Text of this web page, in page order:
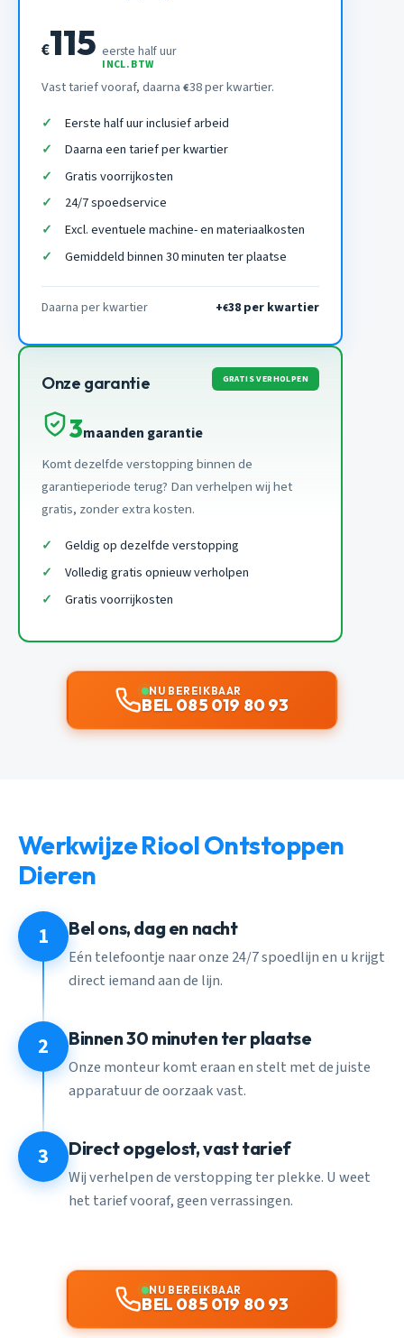
€115 eerste half uur
INCL. BTW
Vast tarief vooraf, daarna €38 per kwartier.
Eerste half uur inclusief arbeid
Daarna een tarief per kwartier
Gratis voorrijkosten
24/7 spoedservice
Excl. eventuele machine- en materiaalkosten
Gemiddeld binnen 30 minuten ter plaatse
Daarna per kwartier +€38 per kwartier
Onze garantie GRATIS VERHOLPEN
3maanden garantie
Komt dezelfde verstopping binnen de
garantieperiode terug? Dan verhelpen wij het
gratis, zonder extra kosten.
Geldig op dezelfde verstopping
Volledig gratis opnieuw verholpen
Gratis voorrijkosten
NU BEREIKBAAR
BEL 085 019 80 93
Werkwijze Riool Ontstoppen
Dieren
1 Bel ons, dag en nacht
Eén telefoontje naar onze 24/7 spoedlijn en u krijgt
direct iemand aan de lijn.
2 Binnen 30 minuten ter plaatse
Onze monteur komt eraan en stelt met de juiste
apparatuur de oorzaak vast.
3 Direct opgelost, vast tarief
Wij verhelpen de verstopping ter plekke. U weet
het tarief vooraf, geen verrassingen.
NU BEREIKBAAR
BEL 085 019 80 93